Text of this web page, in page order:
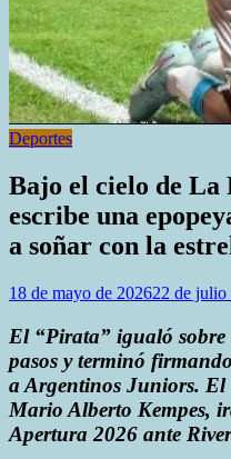
Deportes
Bajo el cielo de La
escribe una
a soñar con la
18 de mayo de 202622 de julio
El “Pirata” igualó
pasos y terminó
a Argentinos Juniors. El
Mario Alberto Kempes,
Apertura 2026 ante